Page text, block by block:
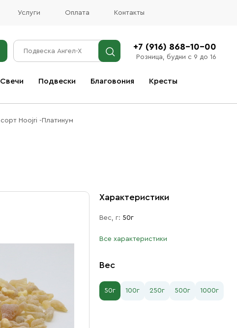
Услуги Оплата Контакты
+7 (916) 868-10-00
Розница, будни с 9 до 16
Свечи Подвески Благовония Кресты
сорт Hoojri -Платинум
Характеристики
Вес, г: 50г
Все характеристики
Вес
50г 100г 250г 500г 1000г